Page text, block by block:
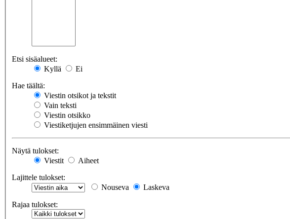
Etsi sisäalueet:
Kyllä
Ei
Hae täältä:
Viestin otsikot ja tekstit
Vain teksti
Viestin otsikko
Viestiketjujen ensimmäinen viesti
Näytä tulokset:
Viestit
Aiheet
Lajittele tulokset:
Nouseva
Laskeva
Rajaa tulokset: